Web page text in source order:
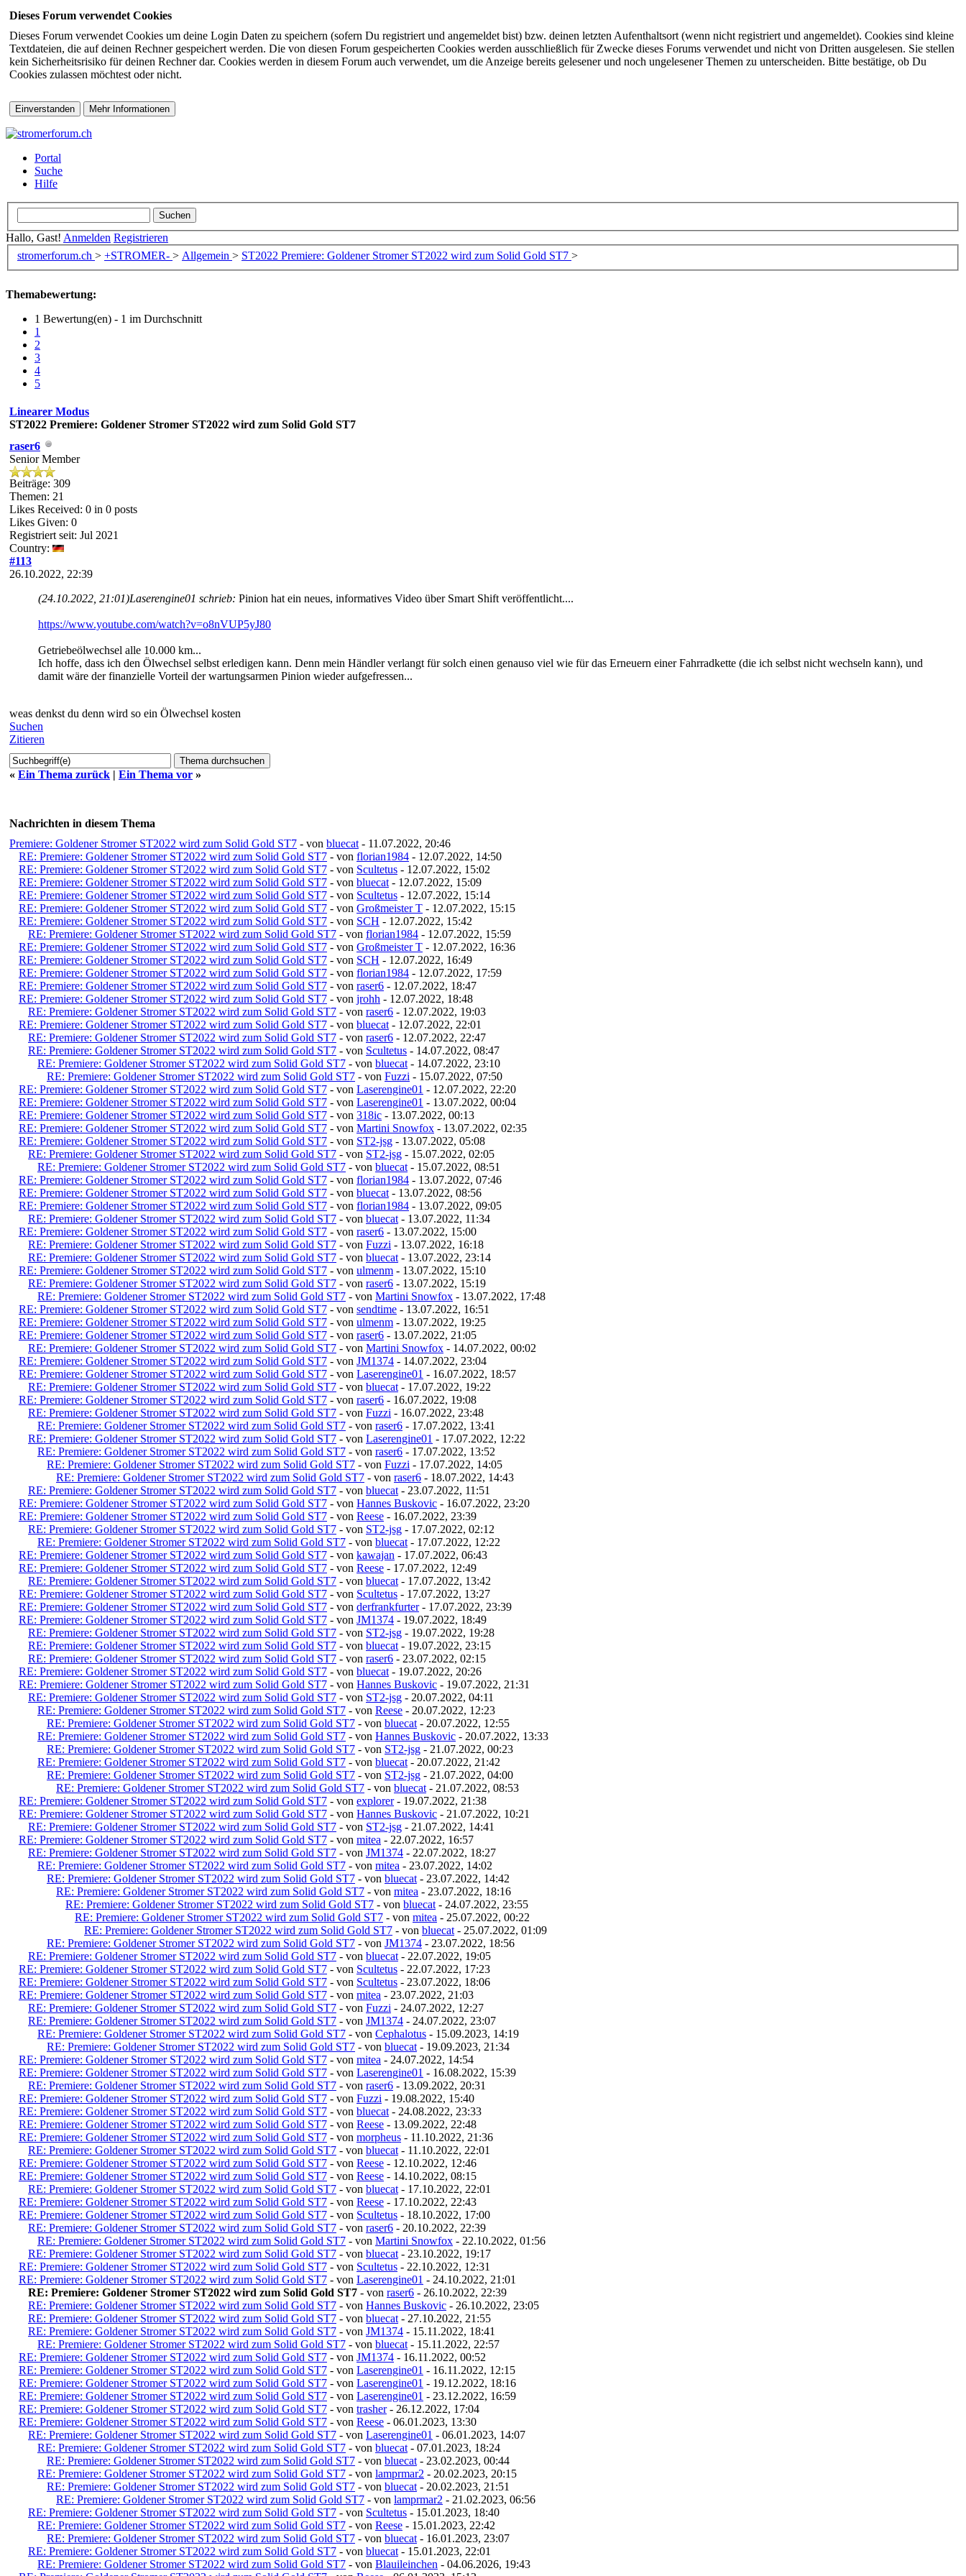
Dieses Forum verwendet Cookies
Dieses Forum verwendet Cookies um deine Login Daten zu speichern (sofern Du registriert und angemeldet bist) bzw. deinen letzten Aufenthaltsort (wenn nicht registriert und angemeldet). Cookies sind kleine
Textdateien, die auf deinen Rechner gespeichert werden. Die von diesen Forum gespeicherten Cookies werden ausschließlich für Zwecke dieses Forums verwendet und nicht von Dritten ausgelesen. Sie stellen
kein Sicherheitsrisiko für deinen Rechner dar. Cookies werden in diesem Forum auch verwendet, um die Anzeige bereits gelesener und noch ungelesener Themen zu unterscheiden. Bitte bestätige, ob Du
Cookies zulassen möchtest oder nicht.
Portal
Suche
Hilfe
Hallo, Gast! Anmelden Registrieren
stromerforum.ch > +STROMER- > Allgemein > ST2022 Premiere: Goldener Stromer ST2022 wird zum Solid Gold ST7 >
Themabewertung:
1 Bewertung(en) - 1 im Durchschnitt
1
2
3
4
5
Linearer Modus
ST2022 Premiere: Goldener Stromer ST2022 wird zum Solid Gold ST7
raser6
Senior Member
Beiträge: 309
Themen: 21
Likes Received: 0 in 0 posts
Likes Given: 0
Registriert seit: Jul 2021
Country:
#113
26.10.2022, 22:39
(24.10.2022, 21:01)Laserengine01 schrieb: Pinion hat ein neues, informatives Video über Smart Shift veröffentlicht....
https://www.youtube.com/watch?v=o8nVUP5yJ80
Getriebeölwechsel alle 10.000 km...
Ich hoffe, dass ich den Ölwechsel selbst erledigen kann. Denn mein Händler verlangt für solch einen genauso viel wie für das Erneuern einer Fahrradkette (die ich selbst nicht wechseln kann), und
damit wäre der finanzielle Vorteil der wartungsarmen Pinion wieder aufgefressen...
weas denkst du denn wird so ein Ölwechsel kosten
Suchen
Zitieren
« Ein Thema zurück | Ein Thema vor »
Nachrichten in diesem Thema
Premiere: Goldener Stromer ST2022 wird zum Solid Gold ST7 - von bluecat - 11.07.2022, 20:46
RE: Premiere: Goldener Stromer ST2022 wird zum Solid Gold ST7 - von florian1984 - 12.07.2022, 14:50
RE: Premiere: Goldener Stromer ST2022 wird zum Solid Gold ST7 - von Scultetus - 12.07.2022, 15:02
RE: Premiere: Goldener Stromer ST2022 wird zum Solid Gold ST7 - von bluecat - 12.07.2022, 15:09
RE: Premiere: Goldener Stromer ST2022 wird zum Solid Gold ST7 - von Scultetus - 12.07.2022, 15:14
RE: Premiere: Goldener Stromer ST2022 wird zum Solid Gold ST7 - von Großmeister T - 12.07.2022, 15:15
RE: Premiere: Goldener Stromer ST2022 wird zum Solid Gold ST7 - von SCH - 12.07.2022, 15:42
RE: Premiere: Goldener Stromer ST2022 wird zum Solid Gold ST7 - von florian1984 - 12.07.2022, 15:59
RE: Premiere: Goldener Stromer ST2022 wird zum Solid Gold ST7 - von Großmeister T - 12.07.2022, 16:36
RE: Premiere: Goldener Stromer ST2022 wird zum Solid Gold ST7 - von SCH - 12.07.2022, 16:49
RE: Premiere: Goldener Stromer ST2022 wird zum Solid Gold ST7 - von florian1984 - 12.07.2022, 17:59
RE: Premiere: Goldener Stromer ST2022 wird zum Solid Gold ST7 - von raser6 - 12.07.2022, 18:47
RE: Premiere: Goldener Stromer ST2022 wird zum Solid Gold ST7 - von jrohh - 12.07.2022, 18:48
RE: Premiere: Goldener Stromer ST2022 wird zum Solid Gold ST7 - von raser6 - 12.07.2022, 19:03
RE: Premiere: Goldener Stromer ST2022 wird zum Solid Gold ST7 - von bluecat - 12.07.2022, 22:01
RE: Premiere: Goldener Stromer ST2022 wird zum Solid Gold ST7 - von raser6 - 12.07.2022, 22:47
RE: Premiere: Goldener Stromer ST2022 wird zum Solid Gold ST7 - von Scultetus - 14.07.2022, 08:47
RE: Premiere: Goldener Stromer ST2022 wird zum Solid Gold ST7 - von bluecat - 14.07.2022, 23:10
RE: Premiere: Goldener Stromer ST2022 wird zum Solid Gold ST7 - von Fuzzi - 15.07.2022, 07:50
RE: Premiere: Goldener Stromer ST2022 wird zum Solid Gold ST7 - von Laserengine01 - 12.07.2022, 22:20
RE: Premiere: Goldener Stromer ST2022 wird zum Solid Gold ST7 - von Laserengine01 - 13.07.2022, 00:04
RE: Premiere: Goldener Stromer ST2022 wird zum Solid Gold ST7 - von 318ic - 13.07.2022, 00:13
RE: Premiere: Goldener Stromer ST2022 wird zum Solid Gold ST7 - von Martini Snowfox - 13.07.2022, 02:35
RE: Premiere: Goldener Stromer ST2022 wird zum Solid Gold ST7 - von ST2-jsg - 13.07.2022, 05:08
RE: Premiere: Goldener Stromer ST2022 wird zum Solid Gold ST7 - von ST2-jsg - 15.07.2022, 02:05
RE: Premiere: Goldener Stromer ST2022 wird zum Solid Gold ST7 - von bluecat - 15.07.2022, 08:51
RE: Premiere: Goldener Stromer ST2022 wird zum Solid Gold ST7 - von florian1984 - 13.07.2022, 07:46
RE: Premiere: Goldener Stromer ST2022 wird zum Solid Gold ST7 - von bluecat - 13.07.2022, 08:56
RE: Premiere: Goldener Stromer ST2022 wird zum Solid Gold ST7 - von florian1984 - 13.07.2022, 09:05
RE: Premiere: Goldener Stromer ST2022 wird zum Solid Gold ST7 - von bluecat - 13.07.2022, 11:34
RE: Premiere: Goldener Stromer ST2022 wird zum Solid Gold ST7 - von raser6 - 13.07.2022, 15:00
RE: Premiere: Goldener Stromer ST2022 wird zum Solid Gold ST7 - von Fuzzi - 13.07.2022, 16:18
RE: Premiere: Goldener Stromer ST2022 wird zum Solid Gold ST7 - von bluecat - 13.07.2022, 23:14
RE: Premiere: Goldener Stromer ST2022 wird zum Solid Gold ST7 - von ulmenm - 13.07.2022, 15:10
RE: Premiere: Goldener Stromer ST2022 wird zum Solid Gold ST7 - von raser6 - 13.07.2022, 15:19
RE: Premiere: Goldener Stromer ST2022 wird zum Solid Gold ST7 - von Martini Snowfox - 13.07.2022, 17:48
RE: Premiere: Goldener Stromer ST2022 wird zum Solid Gold ST7 - von sendtime - 13.07.2022, 16:51
RE: Premiere: Goldener Stromer ST2022 wird zum Solid Gold ST7 - von ulmenm - 13.07.2022, 19:25
RE: Premiere: Goldener Stromer ST2022 wird zum Solid Gold ST7 - von raser6 - 13.07.2022, 21:05
RE: Premiere: Goldener Stromer ST2022 wird zum Solid Gold ST7 - von Martini Snowfox - 14.07.2022, 00:02
RE: Premiere: Goldener Stromer ST2022 wird zum Solid Gold ST7 - von JM1374 - 14.07.2022, 23:04
RE: Premiere: Goldener Stromer ST2022 wird zum Solid Gold ST7 - von Laserengine01 - 16.07.2022, 18:57
RE: Premiere: Goldener Stromer ST2022 wird zum Solid Gold ST7 - von bluecat - 17.07.2022, 19:22
RE: Premiere: Goldener Stromer ST2022 wird zum Solid Gold ST7 - von raser6 - 16.07.2022, 19:08
RE: Premiere: Goldener Stromer ST2022 wird zum Solid Gold ST7 - von Fuzzi - 16.07.2022, 23:48
RE: Premiere: Goldener Stromer ST2022 wird zum Solid Gold ST7 - von raser6 - 17.07.2022, 13:41
RE: Premiere: Goldener Stromer ST2022 wird zum Solid Gold ST7 - von Laserengine01 - 17.07.2022, 12:22
RE: Premiere: Goldener Stromer ST2022 wird zum Solid Gold ST7 - von raser6 - 17.07.2022, 13:52
RE: Premiere: Goldener Stromer ST2022 wird zum Solid Gold ST7 - von Fuzzi - 17.07.2022, 14:05
RE: Premiere: Goldener Stromer ST2022 wird zum Solid Gold ST7 - von raser6 - 18.07.2022, 14:43
RE: Premiere: Goldener Stromer ST2022 wird zum Solid Gold ST7 - von bluecat - 23.07.2022, 11:51
RE: Premiere: Goldener Stromer ST2022 wird zum Solid Gold ST7 - von Hannes Buskovic - 16.07.2022, 23:20
RE: Premiere: Goldener Stromer ST2022 wird zum Solid Gold ST7 - von Reese - 16.07.2022, 23:39
RE: Premiere: Goldener Stromer ST2022 wird zum Solid Gold ST7 - von ST2-jsg - 17.07.2022, 02:12
RE: Premiere: Goldener Stromer ST2022 wird zum Solid Gold ST7 - von bluecat - 17.07.2022, 12:22
RE: Premiere: Goldener Stromer ST2022 wird zum Solid Gold ST7 - von kawajan - 17.07.2022, 06:43
RE: Premiere: Goldener Stromer ST2022 wird zum Solid Gold ST7 - von Reese - 17.07.2022, 12:49
RE: Premiere: Goldener Stromer ST2022 wird zum Solid Gold ST7 - von bluecat - 17.07.2022, 13:42
RE: Premiere: Goldener Stromer ST2022 wird zum Solid Gold ST7 - von Scultetus - 17.07.2022, 13:27
RE: Premiere: Goldener Stromer ST2022 wird zum Solid Gold ST7 - von derfrankfurter- 17.07.2022, 23:39
RE: Premiere: Goldener Stromer ST2022 wird zum Solid Gold ST7 - von JM1374 - 19.07.2022, 18:49
RE: Premiere: Goldener Stromer ST2022 wird zum Solid Gold ST7 - von ST2-jsg - 19.07.2022, 19:28
RE: Premiere: Goldener Stromer ST2022 wird zum Solid Gold ST7 - von bluecat - 19.07.2022, 23:15
RE: Premiere: Goldener Stromer ST2022 wird zum Solid Gold ST7 - von raser6 - 23.07.2022, 02:15
RE: Premiere: Goldener Stromer ST2022 wird zum Solid Gold ST7 - von bluecat - 19.07.2022, 20:26
RE: Premiere: Goldener Stromer ST2022 wird zum Solid Gold ST7 - von Hannes Buskovic - 19.07.2022, 21:31
RE: Premiere: Goldener Stromer ST2022 wird zum Solid Gold ST7 - von ST2-jsg - 20.07.2022, 04:11
RE: Premiere: Goldener Stromer ST2022 wird zum Solid Gold ST7 - von Reese - 20.07.2022, 12:23
RE: Premiere: Goldener Stromer ST2022 wird zum Solid Gold ST7 - von bluecat - 20.07.2022, 12:55
RE: Premiere: Goldener Stromer ST2022 wird zum Solid Gold ST7 - von Hannes Buskovic - 20.07.2022, 13:33
RE: Premiere: Goldener Stromer ST2022 wird zum Solid Gold ST7 - von ST2-jsg - 21.07.2022, 00:23
RE: Premiere: Goldener Stromer ST2022 wird zum Solid Gold ST7 - von bluecat - 20.07.2022, 21:42
RE: Premiere: Goldener Stromer ST2022 wird zum Solid Gold ST7 - von ST2-jsg - 21.07.2022, 04:00
RE: Premiere: Goldener Stromer ST2022 wird zum Solid Gold ST7 - von bluecat - 21.07.2022, 08:53
RE: Premiere: Goldener Stromer ST2022 wird zum Solid Gold ST7 - von explorer- 19.07.2022, 21:38
RE: Premiere: Goldener Stromer ST2022 wird zum Solid Gold ST7 - von Hannes Buskovic - 21.07.2022, 10:21
RE: Premiere: Goldener Stromer ST2022 wird zum Solid Gold ST7 - von ST2-jsg - 21.07.2022, 14:41
RE: Premiere: Goldener Stromer ST2022 wird zum Solid Gold ST7 - von mitea - 22.07.2022, 16:57
RE: Premiere: Goldener Stromer ST2022 wird zum Solid Gold ST7 - von JM1374 - 22.07.2022, 18:27
RE: Premiere: Goldener Stromer ST2022 wird zum Solid Gold ST7 - von mitea - 23.07.2022, 14:02
RE: Premiere: Goldener Stromer ST2022 wird zum Solid Gold ST7 - von bluecat - 23.07.2022, 14:42
RE: Premiere: Goldener Stromer ST2022 wird zum Solid Gold ST7 - von mitea - 23.07.2022, 18:16
RE: Premiere: Goldener Stromer ST2022 wird zum Solid Gold ST7 - von bluecat - 24.07.2022, 23:55
RE: Premiere: Goldener Stromer ST2022 wird zum Solid Gold ST7 - von mitea - 25.07.2022, 00:22
RE: Premiere: Goldener Stromer ST2022 wird zum Solid Gold ST7 - von bluecat - 25.07.2022, 01:09
RE: Premiere: Goldener Stromer ST2022 wird zum Solid Gold ST7 - von JM1374 - 23.07.2022, 18:56
RE: Premiere: Goldener Stromer ST2022 wird zum Solid Gold ST7 - von bluecat - 22.07.2022, 19:05
RE: Premiere: Goldener Stromer ST2022 wird zum Solid Gold ST7 - von Scultetus - 22.07.2022, 17:23
RE: Premiere: Goldener Stromer ST2022 wird zum Solid Gold ST7 - von Scultetus - 23.07.2022, 18:06
RE: Premiere: Goldener Stromer ST2022 wird zum Solid Gold ST7 - von mitea - 23.07.2022, 21:03
RE: Premiere: Goldener Stromer ST2022 wird zum Solid Gold ST7 - von Fuzzi - 24.07.2022, 12:27
RE: Premiere: Goldener Stromer ST2022 wird zum Solid Gold ST7 - von JM1374 - 24.07.2022, 23:07
RE: Premiere: Goldener Stromer ST2022 wird zum Solid Gold ST7 - von Cephalotus - 15.09.2023, 14:19
RE: Premiere: Goldener Stromer ST2022 wird zum Solid Gold ST7 - von bluecat - 19.09.2023, 21:34
RE: Premiere: Goldener Stromer ST2022 wird zum Solid Gold ST7 - von mitea - 24.07.2022, 14:54
RE: Premiere: Goldener Stromer ST2022 wird zum Solid Gold ST7 - von Laserengine01 - 16.08.2022, 15:39
RE: Premiere: Goldener Stromer ST2022 wird zum Solid Gold ST7 - von raser6 - 13.09.2022, 20:31
RE: Premiere: Goldener Stromer ST2022 wird zum Solid Gold ST7 - von Fuzzi - 19.08.2022, 15:40
RE: Premiere: Goldener Stromer ST2022 wird zum Solid Gold ST7 - von bluecat - 24.08.2022, 23:33
RE: Premiere: Goldener Stromer ST2022 wird zum Solid Gold ST7 - von Reese - 13.09.2022, 22:48
RE: Premiere: Goldener Stromer ST2022 wird zum Solid Gold ST7 - von morpheus - 11.10.2022, 21:36
RE: Premiere: Goldener Stromer ST2022 wird zum Solid Gold ST7 - von bluecat - 11.10.2022, 22:01
RE: Premiere: Goldener Stromer ST2022 wird zum Solid Gold ST7 - von Reese - 12.10.2022, 12:46
RE: Premiere: Goldener Stromer ST2022 wird zum Solid Gold ST7 - von Reese - 14.10.2022, 08:15
RE: Premiere: Goldener Stromer ST2022 wird zum Solid Gold ST7 - von bluecat - 17.10.2022, 22:01
RE: Premiere: Goldener Stromer ST2022 wird zum Solid Gold ST7 - von Reese - 17.10.2022, 22:43
RE: Premiere: Goldener Stromer ST2022 wird zum Solid Gold ST7 - von Scultetus - 18.10.2022, 17:00
RE: Premiere: Goldener Stromer ST2022 wird zum Solid Gold ST7 - von raser6 - 20.10.2022, 22:39
RE: Premiere: Goldener Stromer ST2022 wird zum Solid Gold ST7 - von Martini Snowfox - 22.10.2022, 01:56
RE: Premiere: Goldener Stromer ST2022 wird zum Solid Gold ST7 - von bluecat - 23.10.2022, 19:17
RE: Premiere: Goldener Stromer ST2022 wird zum Solid Gold ST7 - von Scultetus - 22.10.2022, 12:31
RE: Premiere: Goldener Stromer ST2022 wird zum Solid Gold ST7 - von Laserengine01 - 24.10.2022, 21:01
RE: Premiere: Goldener Stromer ST2022 wird zum Solid Gold ST7 - von raser6 - 26.10.2022, 22:39
RE: Premiere: Goldener Stromer ST2022 wird zum Solid Gold ST7 - von Hannes Buskovic - 26.10.2022, 23:05
RE: Premiere: Goldener Stromer ST2022 wird zum Solid Gold ST7 - von bluecat - 27.10.2022, 21:55
RE: Premiere: Goldener Stromer ST2022 wird zum Solid Gold ST7 - von JM1374 - 15.11.2022, 18:41
RE: Premiere: Goldener Stromer ST2022 wird zum Solid Gold ST7 - von bluecat - 15.11.2022, 22:57
RE: Premiere: Goldener Stromer ST2022 wird zum Solid Gold ST7 - von JM1374 - 16.11.2022, 00:52
RE: Premiere: Goldener Stromer ST2022 wird zum Solid Gold ST7 - von Laserengine01 - 16.11.2022, 12:15
RE: Premiere: Goldener Stromer ST2022 wird zum Solid Gold ST7 - von Laserengine01 - 19.12.2022, 18:16
RE: Premiere: Goldener Stromer ST2022 wird zum Solid Gold ST7 - von Laserengine01 - 23.12.2022, 16:59
RE: Premiere: Goldener Stromer ST2022 wird zum Solid Gold ST7 - von trasher- 26.12.2022, 17:04
RE: Premiere: Goldener Stromer ST2022 wird zum Solid Gold ST7 - von Reese - 06.01.2023, 13:30
RE: Premiere: Goldener Stromer ST2022 wird zum Solid Gold ST7 - von Laserengine01 - 06.01.2023, 14:07
RE: Premiere: Goldener Stromer ST2022 wird zum Solid Gold ST7 - von bluecat - 07.01.2023, 18:24
RE: Premiere: Goldener Stromer ST2022 wird zum Solid Gold ST7 - von bluecat - 23.02.2023, 00:44
RE: Premiere: Goldener Stromer ST2022 wird zum Solid Gold ST7 - von lamprmar2 - 20.02.2023, 20:15
RE: Premiere: Goldener Stromer ST2022 wird zum Solid Gold ST7 - von bluecat - 20.02.2023, 21:51
RE: Premiere: Goldener Stromer ST2022 wird zum Solid Gold ST7 - von lamprmar2 - 21.02.2023, 06:56
RE: Premiere: Goldener Stromer ST2022 wird zum Solid Gold ST7 - von Scultetus - 15.01.2023, 18:40
RE: Premiere: Goldener Stromer ST2022 wird zum Solid Gold ST7 - von Reese - 15.01.2023, 22:42
RE: Premiere: Goldener Stromer ST2022 wird zum Solid Gold ST7 - von bluecat - 16.01.2023, 23:07
RE: Premiere: Goldener Stromer ST2022 wird zum Solid Gold ST7 - von bluecat - 15.01.2023, 22:01
RE: Premiere: Goldener Stromer ST2022 wird zum Solid Gold ST7 - von Blauileinchen - 04.06.2026, 19:43